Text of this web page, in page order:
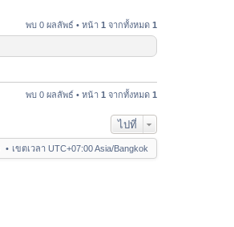
พบ 0 ผลลัพธ์ • หน้า 1 จากทั้งหมด 1
พบ 0 ผลลัพธ์ • หน้า 1 จากทั้งหมด 1
ไปที่
เขตเวลา UTC+07:00 Asia/Bangkok